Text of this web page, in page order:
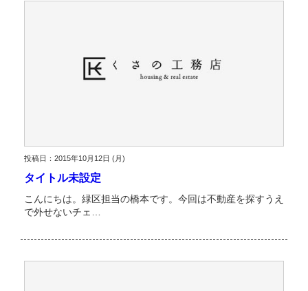
投稿日：2015年10月12日 (月)
タイトル未設定
こんにちは。緑区担当の橋本です。今回は不動産を探すうえ
で外せないチェ…